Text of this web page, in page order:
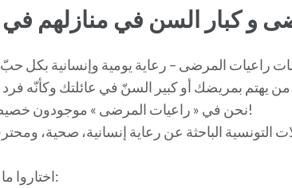
و كبار السن في منازلهم في
يهتم بمريضك أو كبير السنّ في عائلتك وكأنّه فرد
نحن في « راعيات المرضى » موجودون خصيصًا من أجلك!
اختاروا ما يناسبكم: